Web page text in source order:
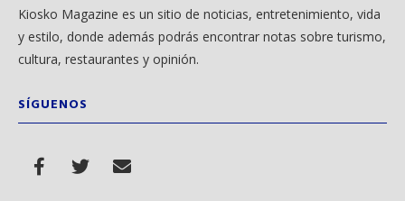
Kiosko Magazine es un sitio de noticias, entretenimiento, vida
y estilo, donde además podrás encontrar notas sobre turismo,
cultura, restaurantes y opinión.
SÍGUENOS